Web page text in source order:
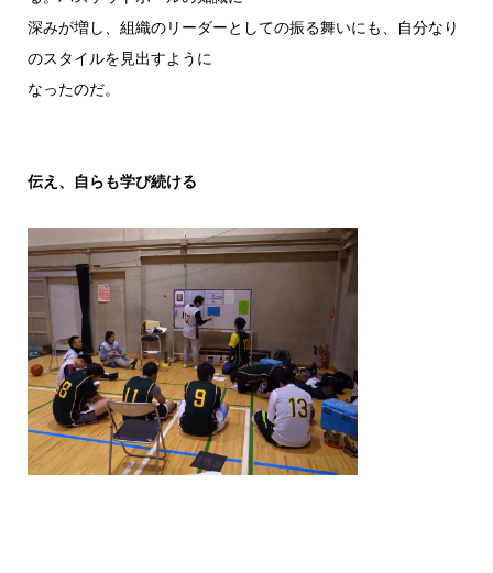
深みが増し、組織のリーダーとしての振る舞いにも、自分なり
のスタイルを見出すように
なったのだ。
伝え、自らも学び続ける